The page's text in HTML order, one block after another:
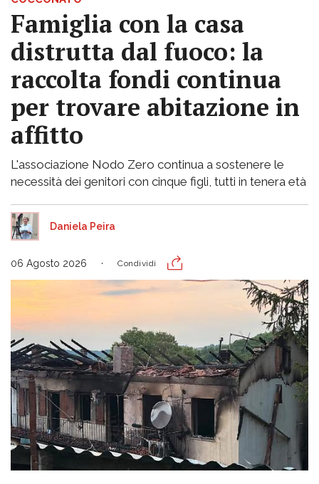
Famiglia con la casa
distrutta dal fuoco: la
raccolta fondi continua
per trovare abitazione in
affitto
L'associazione Nodo Zero continua a sostenere le
necessità dei genitori con cinque figli, tutti in tenera età
Daniela Peira
06 Agosto 2026 Condividi